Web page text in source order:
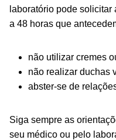
laboratório pode
a 48 horas que
não utilizar cremes
não realizar duchas
abster-se de
Siga sempre as
seu médico ou pelo